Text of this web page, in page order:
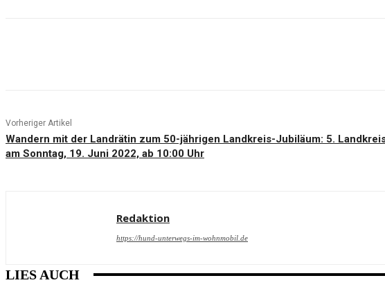
Vorheriger Artikel
Wandern mit der Landrätin zum 50-jährigen Landkreis-Jubiläum: 5.
am Sonntag, 19. Juni 2022, ab 10:00 Uhr
Redaktion
https://hund-unterwegs-im-wohnmobil.de
LIES AUCH